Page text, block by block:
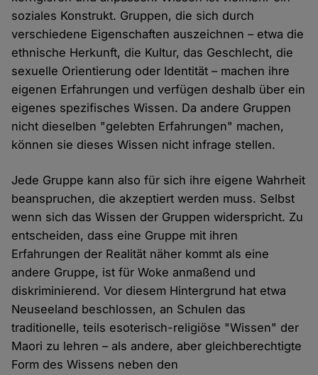
soziales Konstrukt. Gruppen, die sich durch
verschiedene Eigenschaften auszeichnen – etwa die
ethnische Herkunft, die Kultur, das Geschlecht, die
sexuelle Orientierung oder Identität – machen ihre
eigenen Erfahrungen und verfügen deshalb über ein
eigenes spezifisches Wissen. Da andere Gruppen
nicht dieselben "gelebten Erfahrungen" machen,
können sie dieses Wissen nicht infrage stellen.
Jede Gruppe kann also für sich ihre eigene Wahrheit
beanspruchen, die akzeptiert werden muss. Selbst
wenn sich das Wissen der Gruppen widerspricht. Zu
entscheiden, dass eine Gruppe mit ihren
Erfahrungen der Realität näher kommt als eine
andere Gruppe, ist für Woke anmaßend und
diskriminierend. Vor diesem Hintergrund hat etwa
Neuseeland beschlossen, an Schulen das
traditionelle, teils esoterisch-religiöse "Wissen" der
Maori zu lehren – als andere, aber gleichberechtigte
Form des Wissens neben den